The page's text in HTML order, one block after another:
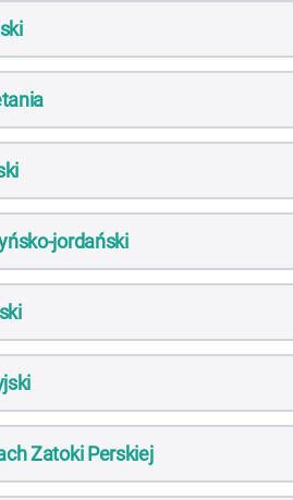
jordański
Zatoki Perskiej